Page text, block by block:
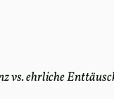
vs. ehrliche